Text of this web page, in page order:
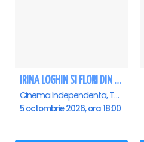
IRINA LOGHIN SI FLORI DIN PRAHOVA - Targoviste
Cinema Independenta, Targoviste
5 octombrie 2026, ora 18:00